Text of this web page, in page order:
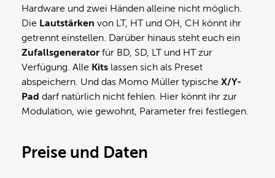
Hardware und zwei Händen alleine nicht möglich.
Die Lautstärken von LT, HT und OH, CH könnt ihr
getrennt einstellen. Darüber hinaus steht euch ein
Zufallsgenerator für BD, SD, LT und HT zur
Verfügung. Alle Kits lassen sich als Preset
abspeichern. Und das Momo Müller typische X/Y-
Pad darf natürlich nicht fehlen. Hier könnt ihr zur
Modulation, wie gewohnt, Parameter frei festlegen.
Preise und Daten